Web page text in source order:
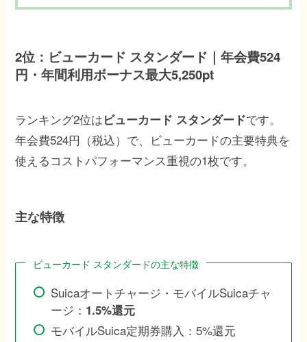
2位：ビューカード スタンダード｜年会費524
円・年間利用ボーナス最大5,250pt
ランキング2位はビューカード スタンダードです。
年会費524円（税込）で、ビューカードの主要特典を
使えるコストパフォーマンス重視の1枚です。
主な特徴
ビューカード スタンダードの主な特徴
Suicaオートチャージ・モバイルSuicaチャ
ージ： 1.5%還元
モバイルSuica定期券購入：5%還元